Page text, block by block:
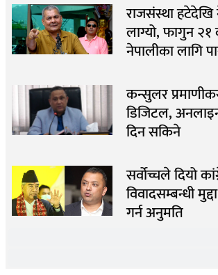
राजसंस्था
लाग्यो, फागुन २१
नेपालीका लागि
कन्सुलर
डिजिटल,
दिन सकिने
सर्वोच्चले दियो
विवादसम्बन्धी
गर्न अनुमति